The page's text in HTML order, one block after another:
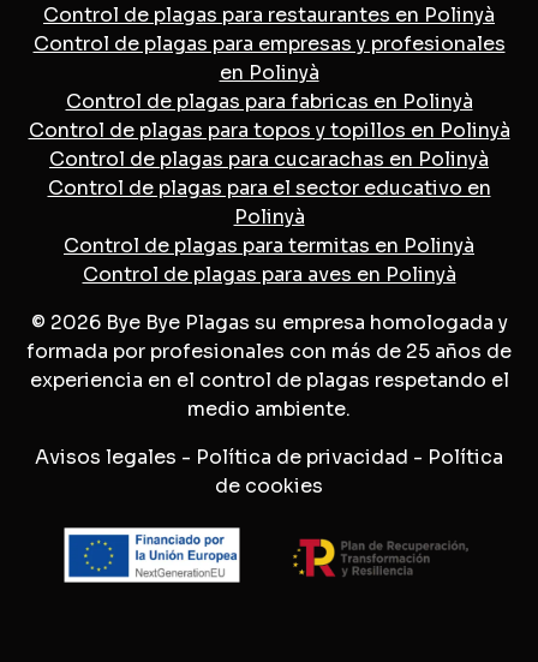
Control de plagas para restaurantes en Polinyà
Control de plagas para empresas y profesionales
en Polinyà
Control de plagas para fabricas en Polinyà
Control de plagas para topos y topillos en Polinyà
Control de plagas para cucarachas en Polinyà
Control de plagas para el sector educativo en
Polinyà
Control de plagas para termitas en Polinyà
Control de plagas para aves en Polinyà
© 2026 Bye Bye Plagas su empresa homologada y
formada por profesionales con más de 25 años de
experiencia en el control de plagas respetando el
medio ambiente.
Avisos legales - Política de privacidad - Política
de cookies